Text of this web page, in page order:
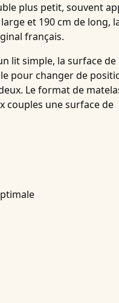
plus petit, souvent
et 190 cm de long,
français.
lit simple, la surface de
pour changer de
Le format de
couples une surface de